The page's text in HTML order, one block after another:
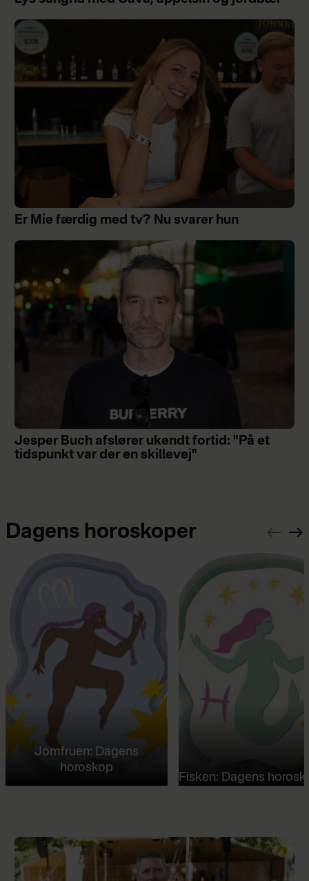
Er Mie færdig med tv? Nu svarer hun
Jesper Buch afslører ukendt fortid: "På et
tidspunkt var der en skillevej"
Dagens horoskoper
Jomfruen: Dagens
horoskop
Fisken: Dagens